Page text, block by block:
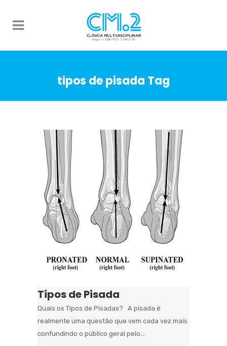
tipos de pisada Tag
Tipos de Pisada
Quais os Tipos de Pisadas? A pisada é
realmente uma questão que vem cada vez mais
confundindo o público geral pelo...